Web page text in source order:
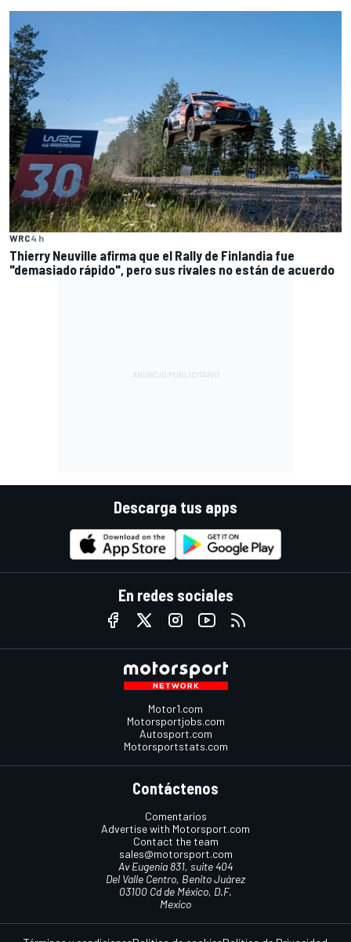
WRC4 h
Thierry Neuville afirma que el Rally de Finlandia fue
"demasiado rápido", pero sus rivales no están de acuerdo
Descarga tus apps
En redes sociales
Motor1.com
Motorsportjobs.com
Autosport.com
Motorsportstats.com
Contáctenos
Comentarios
Advertise with Motorsport.com
Contact the team
sales@motorsport.com
Av Eugenia 831, suite 404
Del Valle Centro, Benito Juárez
03100 Cd de México, D.F.
Mexico